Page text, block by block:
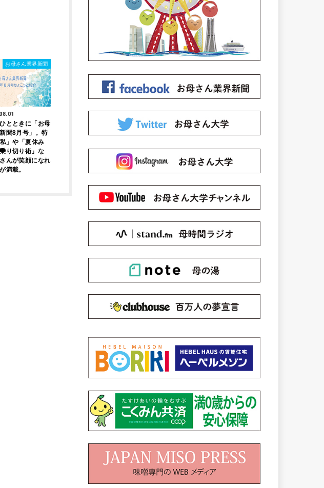
お母さん業界新聞
とときに「お母
聞8月号」。特
」や「夏休み
り切り術」な
んが笑顔になれ
満載。